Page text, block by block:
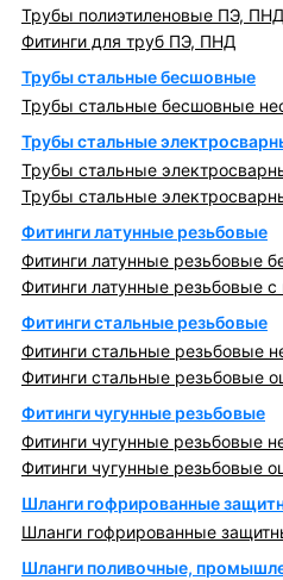
Трубы полиэтиленовые ПЭ, ПНД
Фитинги для труб ПЭ, ПНД
Трубы стальные бесшовные
Трубы стальные бесшовные
Трубы стальные
Трубы стальные
Трубы стальные
Фитинги латунные резьбовые
Фитинги латунные резьбовые
Фитинги латунные резьбовые
Фитинги стальные резьбовые
Фитинги стальные резьбовые
Фитинги стальные резьбовые
Фитинги чугунные резьбовые
Фитинги чугунные резьбовые
Фитинги чугунные резьбовые
Шланги гофрированные
Шланги гофрированные
Шланги поливочные,